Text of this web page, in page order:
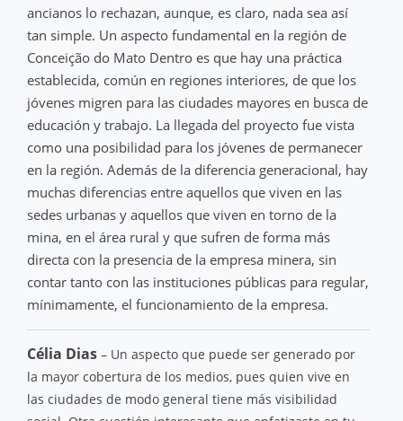
ancianos lo rechazan, aunque, es claro, nada sea así
tan simple. Un aspecto fundamental en la región de
Conceição do Mato Dentro es que hay una práctica
establecida, común en regiones interiores, de que los
jóvenes migren para las ciudades mayores en busca de
educación y trabajo. La llegada del proyecto fue vista
como una posibilidad para los jóvenes de permanecer
en la región. Además de la diferencia generacional, hay
muchas diferencias entre aquellos que viven en las
sedes urbanas y aquellos que viven en torno de la
mina, en el área rural y que sufren de forma más
directa con la presencia de la empresa minera, sin
contar tanto con las instituciones públicas para regular,
mínimamente, el funcionamiento de la empresa.
Célia Dias – Un aspecto que puede ser generado por
la mayor cobertura de los medios, pues quien vive en
las ciudades de modo general tiene más visibilidad